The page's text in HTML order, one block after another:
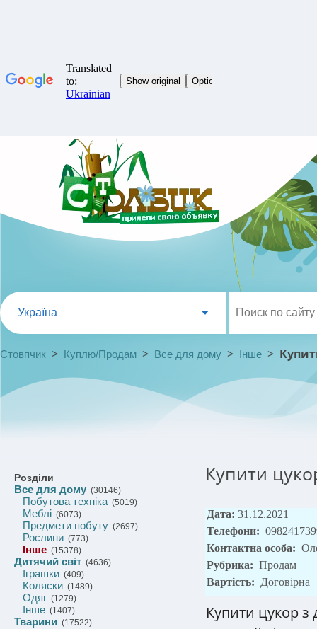
Україна
Стовпчик > Куплю/Продам > Все для дому > Інше >
Розділи
Все для дому (30146)
Побутова техніка(5019)
Меблі (6073)
Предмети побуту (2697)
Рослини (773)
Інше (15378)
Дитячий світ (4636)
Іграшки (409)
Коляски (1489)
Одяг (1279)
Інше (1407)
Тварини (17522)
Купити
Дата: 31.12.2021
Телефони:
Контактна особа:
Рубрика: Продам
Вартість: Договірна
Купити цукор з